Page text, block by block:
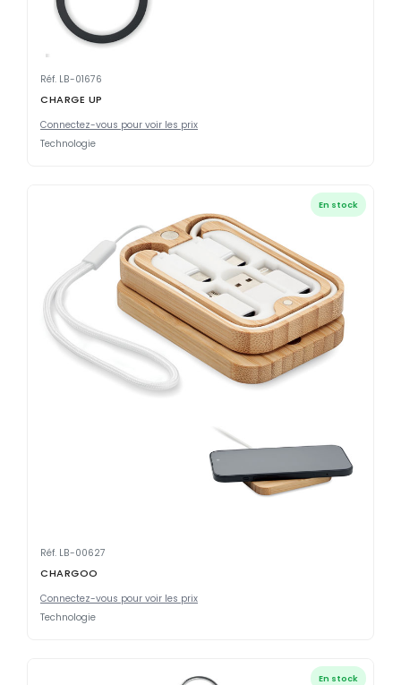
Réf. LB-01676
CHARGE UP
Connectez-vous pour voir les prix
Technologie
En stock
Réf. LB-00627
CHARGOO
Connectez-vous pour voir les prix
Technologie
En stock